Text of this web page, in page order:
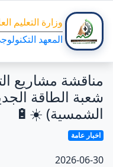
وزارة التعليم
المعهد
مناقشة مشاريع
شعبة الطاقة
الشمسية) ☀️🔋
اخبار عامة
2026-06-30